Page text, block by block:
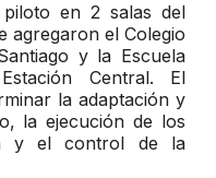
en 2 salas del
agregaron el Colegio
y la Escuela
Central. El
la adaptación y
la ejecución de los
y el control de la